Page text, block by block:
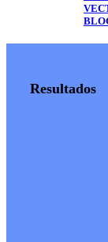
Resultados